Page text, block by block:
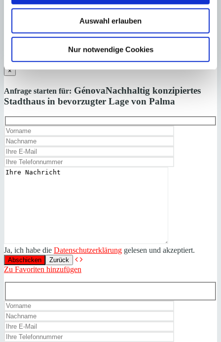
Auswahl erlauben
Nur notwendige Cookies
Nebenkosten wie Steuern, Notar-, Grundbuch- und Gestoriakosten.
Laden Sie sich hier den Immobilien-Katalog “HOMEPAGES” von
Auf 124 Seiten finden Sie die aktuellen Immobilien-Angebote.
×
Anfrage starten für: GénovaNachhaltig konzipiertes
Stadthaus in bevorzugter Lage von Palma
Ja, ich habe die Datenschutzerklärung gelesen und akzeptiert.
Zurück
Zu Favoriten hinzufügen